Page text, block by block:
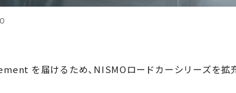
を届けるため、NISMOロードカーシリーズを拡